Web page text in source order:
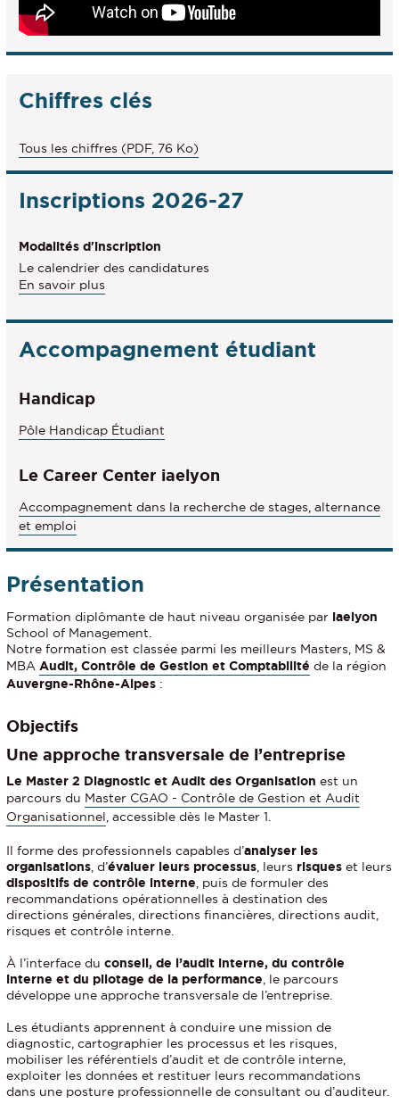
Chiffres clés
Tous les chiffres (PDF, 76 Ko)
Inscriptions 2026-27
Modalités d'inscription
Le calendrier des candidatures
En savoir plus
des
d'inscription
Accompagnement étudiant
Handicap
Pôle Handicap Étudiant
Le Career Center iaelyon
Accompagnement dans la recherche de stages, alternance
et emploi
Présentation
Formation diplômante de haut niveau organisée par iaelyon
School of Management.
Notre formation est classée parmi les meilleurs Masters, MS &
MBA Audit, Contrôle de Gestion et Comptabilité de la région
Auvergne-Rhône-Alpes :
Objectifs
Une approche transversale de l’entreprise
Le Master 2 Diagnostic et Audit des Organisation est un
parcours du Master CGAO - Contrôle de Gestion et Audit
Organisationnel , accessible dès le Master 1.
Il forme des professionnels capables d’analyser les
organisations , d’évaluer leurs processus , leurs risques et leurs
dispositifs de contrôle interne , puis de formuler des
recommandations opérationnelles à destination des
directions générales, directions financières, directions audit,
risques et contrôle interne.
À l’interface du conseil, de l’audit interne, du contrôle
interne et du pilotage de la performance , le parcours
développe une approche transversale de l’entreprise.
Les étudiants apprennent à conduire une mission de
diagnostic, cartographier les processus et les risques,
mobiliser les référentiels d’audit et de contrôle interne,
exploiter les données et restituer leurs recommandations
dans une posture professionnelle de consultant ou d’auditeur.